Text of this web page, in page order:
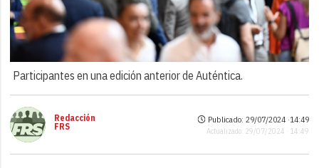
Participantes en una edición anterior de Auténtica.
Redacción
FRS
Publicado: 29/07/2024 ·14:49
Actualizado: 29/07/2024 · 14:49